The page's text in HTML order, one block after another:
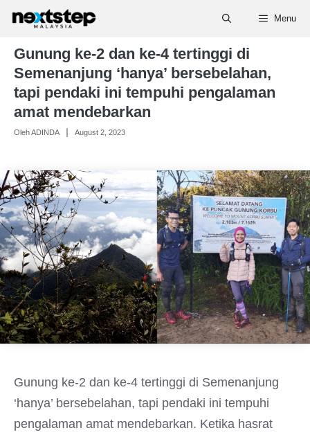
Skip
content
Menu
Gunung ke-2 dan ke-4 tertinggi di
Semenanjung ‘hanya’ bersebelahan,
tapi pendaki ini tempuhi pengalaman
amat mendebarkan
Oleh ADINDA August 2, 2023
Gunung ke-2 dan ke-4 tertinggi di Semenanjung
‘hanya’ bersebelahan, tapi pendaki ini tempuhi
pengalaman amat mendebarkan. Ketika hasrat